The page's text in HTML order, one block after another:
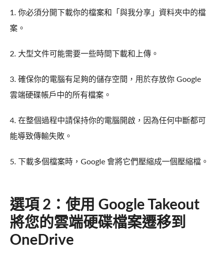
1. 你必須分開下載你的檔案和「與我分享」資料夾中的檔
案。
2. 大型文件可能需要一些時間下載和上傳。
3. 確保你的電腦有足夠的儲存空間，用於存放你 Google
雲端硬碟帳戶中的所有檔案。
4. 在整個過程中請保持你的電腦開啟，因為任何中斷都可
能導致傳輸失敗。
5. 下載多個檔案時，Google 會將它們壓縮成一個壓縮檔。
選項 2：使用 Google Takeout
將您的雲端硬碟檔案遷移到
OneDrive